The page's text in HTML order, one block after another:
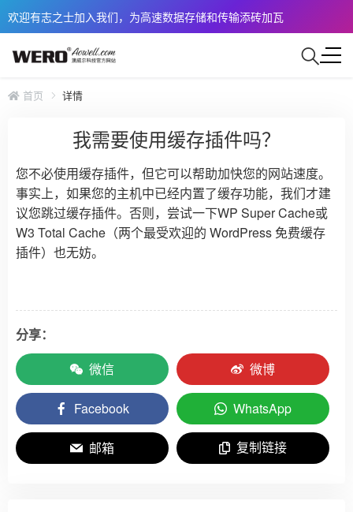
欢迎有志之士加入我们，为高速数据存储和传输添砖加瓦
首页 详情
我需要使用缓存插件吗？
您不必使用缓存插件，但它可以帮助加快您的网站速度。
事实上，如果您的主机中已经内置了缓存功能，我们才建
议您跳过缓存插件。否则，尝试一下WP Super Cache或
W3 Total Cache（两个最受欢迎的 WordPress 免费缓存
插件）也无妨。
分享：
微信
微博
Facebook WhatsApp
邮箱 复制链接